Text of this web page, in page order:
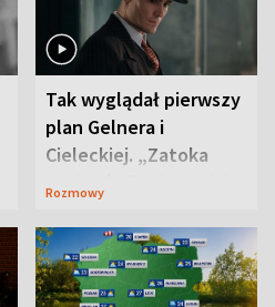
Tak wyglądał pierwszy
plan Gelnera i
Cieleckiej. „Zatoka
szpiegów” od razu ich
Rozmowy